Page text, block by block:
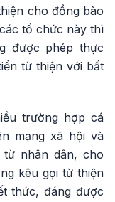
cho đồng bào
tổ chức này thì
được phép thực
từ thiện với bất
trường hợp cá
mạng xã hội và
nhân dân, cho
kêu gọi từ thiện
thức, đáng được